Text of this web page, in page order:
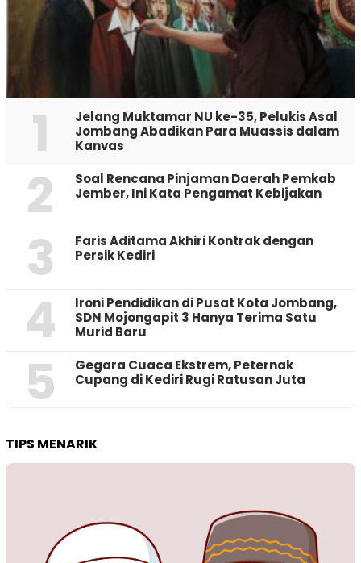
1
Jelang Muktamar NU ke-35, Pelukis Asal
Jombang Abadikan Para Muassis dalam
Kanvas
2
‎Soal Rencana Pinjaman Daerah Pemkab
Jember, Ini Kata Pengamat Kebijakan ‎
3
Faris Aditama Akhiri Kontrak dengan
Persik Kediri
4
Ironi Pendidikan di Pusat Kota Jombang,
SDN Mojongapit 3 Hanya Terima Satu
Murid Baru
5
‎Gegara Cuaca Ekstrem, Peternak
Cupang di Kediri Rugi Ratusan Juta
TIPS MENARIK